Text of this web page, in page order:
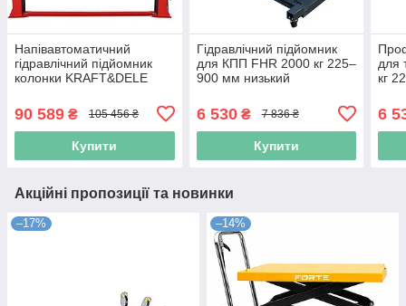
Напівавтоматичний
гідравлічний підйомник
колонки KRAFT&DELE
обслуговування
автомобілів у майстернях
90 589 ₴ 105 456 ₴
Купити
Гідравлічний підйомник
для КПП FHR 2000 кг 225–
900 мм низький
6 530₴ 7 836 ₴
Купити
для
кг
6
Акційні пропозиції та новинки
–17% –14%